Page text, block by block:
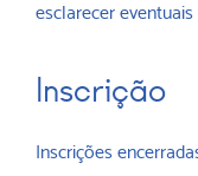
esclarecer eventuais
Inscrição
Inscrições